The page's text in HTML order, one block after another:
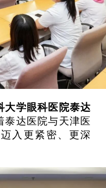
大学眼科医院泰达
泰达医院与天津医
入更紧密、更深